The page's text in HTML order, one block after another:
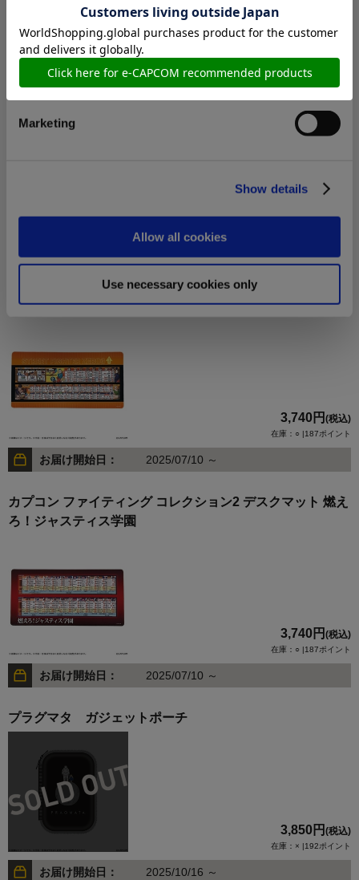
Statistics
Marketing
Show details
Allow all cookies
Use necessary cookies only
お届け開始日： 2025/07/10 ～
カプコン ファイティング コレクション2 デスクマット
CAPCOM FIGHTING Jam
在庫：△ |187ポイント
2025/07/10 ～
カプコン ファイティング コレクション2 デスクマット スト
リートファイターZERO3↑
3,740円 (税込)
在庫：○ |187ポイント
お届け開始日： 2025/07/10 ～
カプコン ファイティング コレクション2 デスクマット 燃え
ろ！ジャスティス学園
3,740円 (税込)
在庫：○ |187ポイント
お届け開始日： 2025/07/10 ～
プラグマタ ガジェットポーチ
3,850円 (税込)
在庫：× |192ポイント
お届け開始日： 2025/10/16 ～